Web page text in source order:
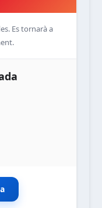
Es tornarà a